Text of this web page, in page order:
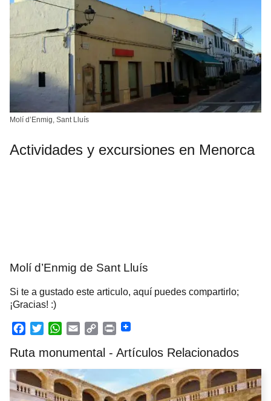
Molí d’Enmig, Sant Lluís
Actividades y excursiones en Menorca
Molí d’Enmig de Sant Lluís
Si te a gustado este articulo, aquí puedes compartirlo;
¡Gracias! :)
a
c
e
b
w
i
t
t
h
a
t
s
m
a
i
l
o
p
y
L
r
i
n
t
Ruta monumental - Artículos Relacionados